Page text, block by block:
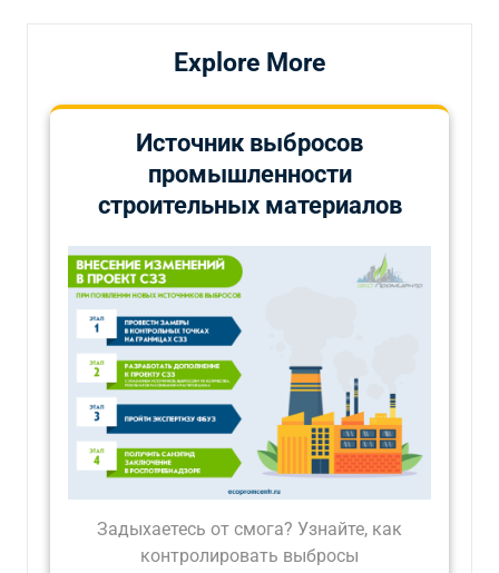
Explore More
Источник выбросов
промышленности
строительных материалов
Задыхаетесь от смога? Узнайте, как
контролировать выбросы